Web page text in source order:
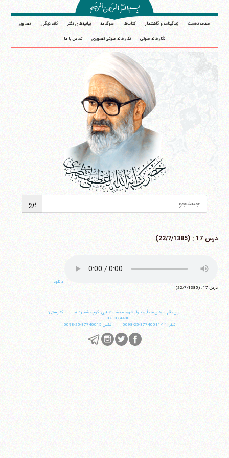
صفحه نخست زندگینامه و گاهشمار کتاب‌ها سوگنامه بیانیه‌های دفتر کلام دیگران تصاویر
نگارخانه صوتی نگارخانه صوتی تصویری تماس با ما
درس 17 : (22/7/1385)
دانلود
درس 17 : (22/7/1385)
ایران،قم،میدان مصلّی، بلوار شهید محمّد منتظری، كوچه شماره ٨
کد پستی:
3713744381
تلفن14-37740011-25-0098 فکس 37740015-25-0098
آیت‌الله منتظری
وب سایت رسمی آیت‌الله منتظری
قم،میدان مصلّی، بلوار شهید محمّد منتظری، كوچه
شماره ٨ کد پستی: 3713744381
فکس37740015-25-98+